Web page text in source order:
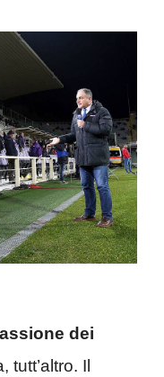
dei
tutt’altro. Il